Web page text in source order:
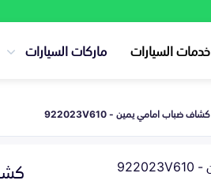
خدمات السيارات ماركات السيارات
كشاف ضباب امامي يمين - 922023V610